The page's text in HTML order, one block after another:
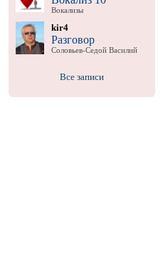
Вокализы
kir4
Разговор
Соловьев-Седой Василий
Все записи